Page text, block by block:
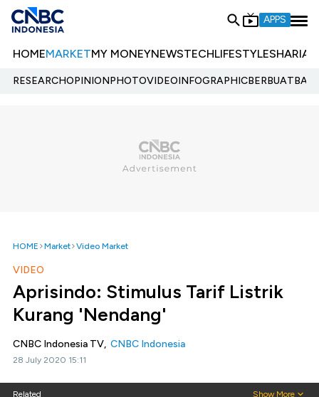
APPS
HOMEMARKETMY MONEYNEWSTECHLIFESTYLESHARIA
RESEARCHOPINIONPHOTOVIDEOINFOGRAPHIC
HOME Market Video Market
VIDEO
Aprisindo: Stimulus Tarif Listrik
Kurang 'Nendang'
CNBC Indonesia TV, CNBC Indonesia
28 July 2020 15:11
Related Show More